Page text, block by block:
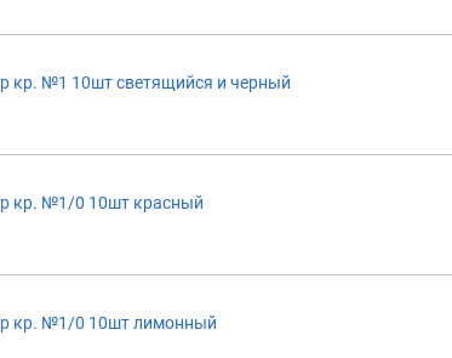
кр. №1 10шт светящийся и черный
кр. №1/0 10шт красный
кр. №1/0 10шт лимонный